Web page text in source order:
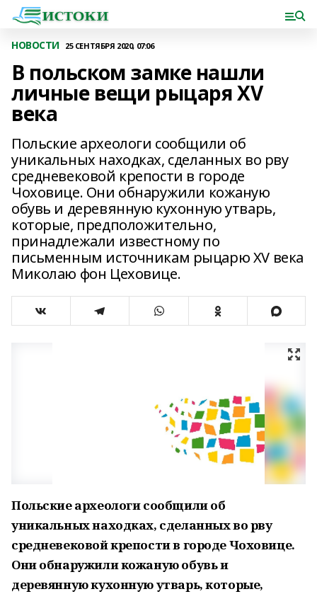
НОВОСТИ 25 СЕНТЯБРЯ 2020, 07:06
В польском замке нашли
личные вещи рыцаря XV
века
Польские археологи сообщили об
уникальных находках, сделанных во рву
средневековой крепости в городе
Чоховице. Они обнаружили кожаную
обувь и деревянную кухонную утварь,
которые, предположительно,
принадлежали известному по
письменным источникам рыцарю XV века
Миколаю фон Цеховице.
Польские археологи сообщили об
уникальных находках, сделанных во рву
средневековой крепости в городе Чоховице.
Они обнаружили кожаную обувь и
деревянную кухонную утварь, которые,